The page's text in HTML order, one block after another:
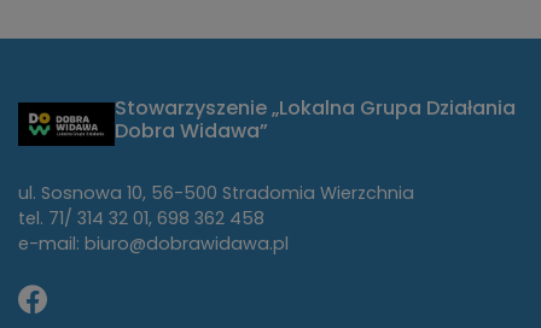
Stowarzyszenie „Lokalna Grupa Działania
Dobra Widawa”
ul. Sosnowa 10, 56-500 Stradomia Wierzchnia
tel. 71/ 314 32 01, 698 362 458
e-mail: biuro@dobrawidawa.pl